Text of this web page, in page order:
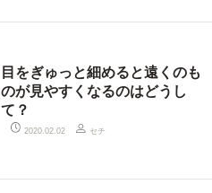
目をぎゅっと細めると遠くのも
のが見やすくなるのはどうし
て？
2020.02.02 セチ